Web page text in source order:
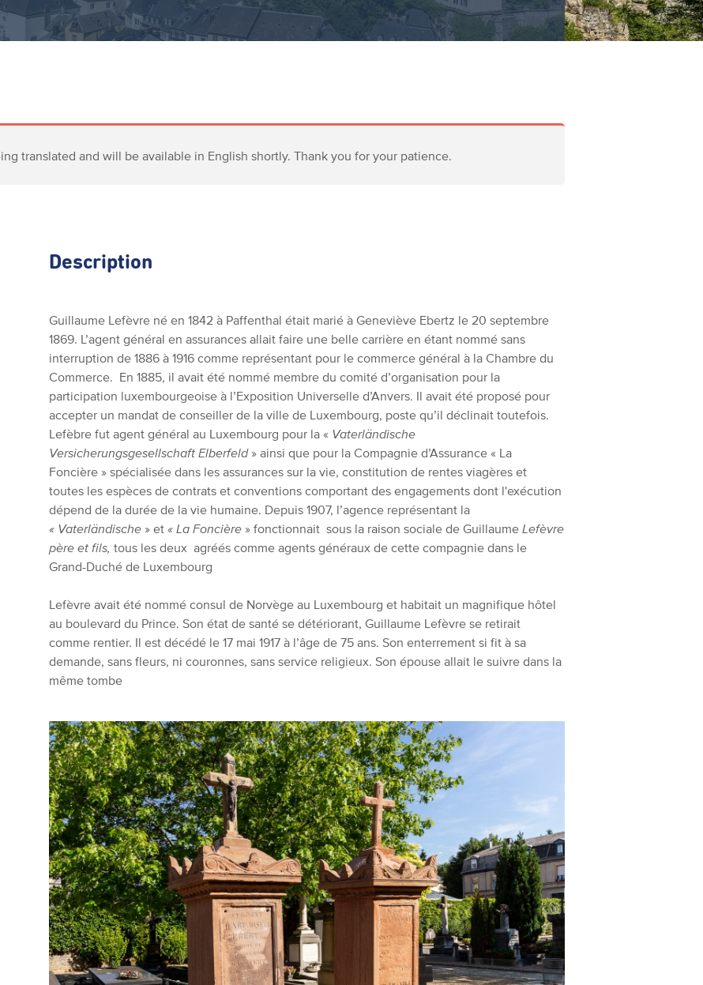
translated and will be available in English shortly. Thank you for your patience.
Description
Guillaume Lefèvre né en 1842 à Paffenthal était marié à Geneviève Ebertz le 20 septembre
1869. L’agent général en assurances allait faire une belle carrière en étant nommé sans
interruption de 1886 à 1916 comme représentant pour le commerce général à la Chambre du
Commerce. En 1885, il avait été nommé membre du comité d’organisation pour la
participation luxembourgeoise à l’Exposition Universelle d’Anvers. Il avait été proposé pour
accepter un mandat de conseiller de la ville de Luxembourg, poste qu’il déclinait toutefois.
Lefèbre fut agent général au Luxembourg pour la « Vaterländische
Versicherungsgesellschaft Elberfeld» ainsi que pour la Compagnie d’Assurance « La
Foncière » spécialisée dans les assurances sur la vie, constitution de rentes viagères et
toutes les espèces de contrats et conventions comportant des engagements dont l'exécution
dépend de la durée de la vie humaine. Depuis 1907, l’agence représentant la
« Vaterländische » et« La Foncière » fonctionnait sous la raison sociale de GuillaumeLefèvre
père et fils,tous les deux agréés comme agents généraux de cette compagnie dans le
Grand-Duché de Luxembourg
Lefèvre avait été nommé consul de Norvège au Luxembourg et habitait un magnifique hôtel
au boulevard du Prince. Son état de santé se détériorant, Guillaume Lefèvre se retirait
comme rentier. Il est décédé le 17 mai 1917 à l’âge de 75 ans. Son enterrement si fit à sa
demande, sans fleurs, ni couronnes, sans service religieux. Son épouse allait le suivre dans la
même tombe